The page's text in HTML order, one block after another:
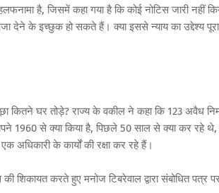
है, जिसमें कहा गया है कि कोई नोटिस जारी नहीं
देने के इच्छुक हो सकते हैं। क्या इससे न्याय का उद्देश्य पूरा
घर तोड़े? राज्य के वकील ने कहा कि 123 अवैध
1960 से क्या किया है, पिछले 50 साल से क्या कर रहे थे,
के कार्यों की रक्षा कर रहे हैं।
करते हुए मनोज टिबरेवाल द्वारा संबोधित पत्र